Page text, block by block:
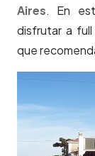
Aires. En
disfrutar a full
que